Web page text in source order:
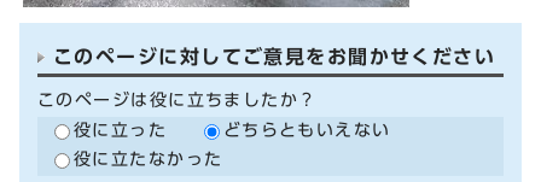
このページに対してご意見をお聞かせください
このページは役に立ちましたか？
役に立った
どちらともいえない
役に立たなかった